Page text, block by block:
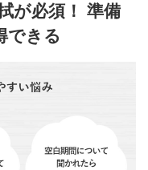
が必須！ 準備
できる